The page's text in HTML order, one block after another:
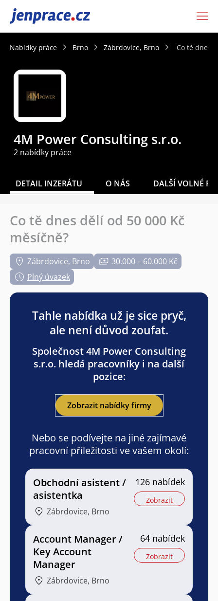
JenPráce.cz
Nabídky práce Brno Zábrdovice, Brno Co tě dnes
4M Power Consulting s.r.o.
2 nabídky práce
DETAIL INZERÁTU O NÁS DALŠÍ VOLNÉ
Co tě dnes dělí od 50 000 Kč
měsíčně?
Zábrdovice, Brno
30.000 – 60.000 Kč
Plný úvazek
Tahle nabídka už je sice pryč,
ale není důvod zoufat.
Společnost 4M Power Consulting
s.r.o. hledá pracovníky i na další
pozice:
Zobrazit nabídky firmy
Nebo se podívejte na jiné zajímavé
pracovní příležitosti ve vašem okolí:
Obchodní asistent /
asistentka
Zábrdovice, Brno
126 nabídek
Zobrazit
Account Manager /
Key Account
Manager
Zábrdovice, Brno
64 nabídek
Zobrazit